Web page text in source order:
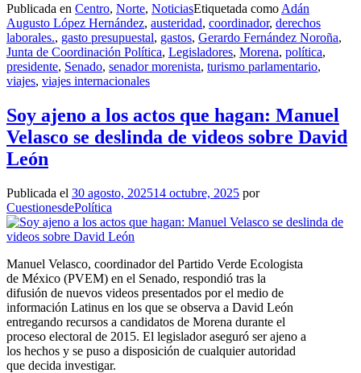
Publicada en Centro, Norte, NoticiasEtiquetada como Adán
Augusto López Hernández, austeridad, coordinador, derechos
laborales., gasto presupuestal, gastos, Gerardo Fernández Noroña,
Junta de Coordinación Política, Legisladores, Morena, política,
presidente, Senado, senador morenista, turismo parlamentario,
viajes, viajes internacionales
Soy ajeno a los actos que hagan: Manuel
Velasco se deslinda de videos sobre David
León
Publicada el 30 agosto, 202514 octubre, 2025 por
CuestionesdePolítica
Manuel Velasco, coordinador del Partido Verde Ecologista
de México (PVEM) en el Senado, respondió tras la
difusión de nuevos videos presentados por el medio de
información Latinus en los que se observa a David León
entregando recursos a candidatos de Morena durante el
proceso electoral de 2015. El legislador aseguró ser ajeno a
los hechos y se puso a disposición de cualquier autoridad
que decida investigar.